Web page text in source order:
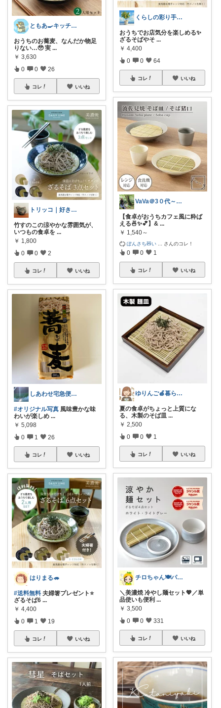
ともあ🍳キッチンと暮らし
おうちのお蕎麦、なんだか物足
りない…🥹 実 ...
￥ 3,630
0 0 26
コレ いいね
トリッコ｜好きな雑貨・インテリア
竹すのこの涼やかな雰囲気が、
いつもの食卓を ...
￥ 1,800
0 0 2
コレ いいね
しあわせ宅急便フォローいいね！ありがとう
#オリジナル写真 風味豊かな味
わいが楽しめ ...
￥ 5,098
0 1 26
コレ いいね
はりまる🦔
#送料無料 夫婦箸プレゼント⭐
ざるそば6 ...
￥ 4,400
0 1 19
コレ いいね
くらしの彩り手帖🌿
おうちでお店気分を楽しめる✨
ざるそばやそ ...
￥ 4,400
0 0 64
コレ いいね
VaVa＠3０代～初めての都内暮らし
【食卓がおうちカフェ風に粋ば
える🍜✨💕】& ...
￥ 1,540～
ぽんさち🧸い さんのコレ！
0 0 1
コレ いいね
ゆりんご🍎暮らしにまつわるおすすめ品
夏の食卓がちょっと上質にな
る、木製のそば皿 ...
￥ 2,500
0 0 1
コレ いいね
チロちゃん🍽️パイナップルキッチン
＼美濃焼 冷やし麺セット💖／単
品使いも便利 ...
￥ 3,500
0 0 331
コレ いいね